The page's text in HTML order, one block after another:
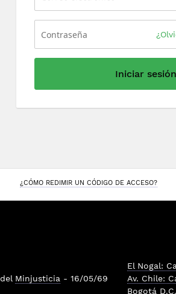
Iniciar sesión
¿CÓMO REDIMIR UN CÓDIGO DE ACCESO?
del Minjusticia - 16/05/69
El Nogal:
Av. Chile:
Bogotá